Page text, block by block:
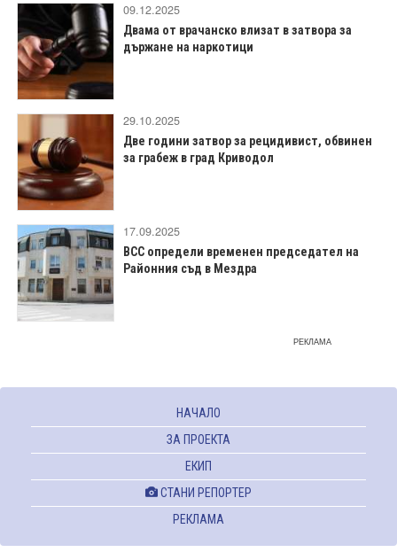
09.12.2025
Двама от врачанско влизат в затвора за
държане на наркотици
29.10.2025
Две години затвор за рецидивист, обвинен
за грабеж в град Криводол
17.09.2025
ВСС определи временен председател на
Районния съд в Мездра
РЕКЛАМА
НАЧАЛО
ЗА ПРОЕКТА
ЕКИП
СТАНИ РЕПОРТЕР
РЕКЛАМА